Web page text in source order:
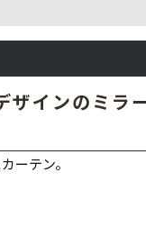
ザインのミラ
ーテン。